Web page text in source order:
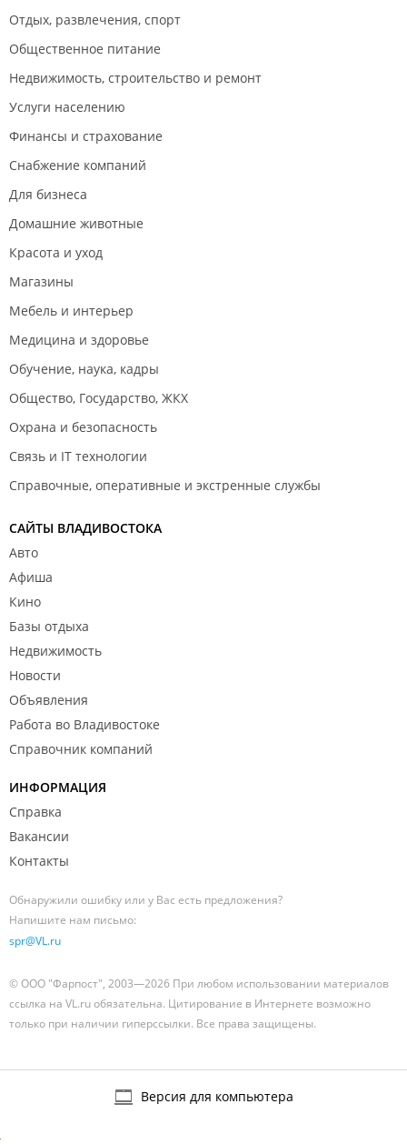
Отдых, развлечения, спорт
Общественное питание
Недвижимость, строительство и ремонт
Услуги населению
Финансы и страхование
Снабжение компаний
Для бизнеса
Домашние животные
Красота и уход
Магазины
Мебель и интерьер
Медицина и здоровье
Обучение, наука, кадры
Общество, Государство, ЖКХ
Охрана и безопасность
Связь и IT технологии
Справочные, оперативные и экстренные службы
САЙТЫ ВЛАДИВОСТОКА
Авто
Афиша
Кино
Базы отдыха
Недвижимость
Новости
Объявления
Работа во Владивостоке
Справочник компаний
ИНФОРМАЦИЯ
Справка
Вакансии
Контакты
Обнаружили ошибку или у Вас есть предложения?
Напишите нам письмо:
spr@VL.ru
© ООО "Фарпост", 2003—2026 При любом использовании материалов
ссылка на VL.ru обязательна. Цитирование в Интернете возможно
только при наличии гиперссылки. Все права защищены.
Версия для компьютера